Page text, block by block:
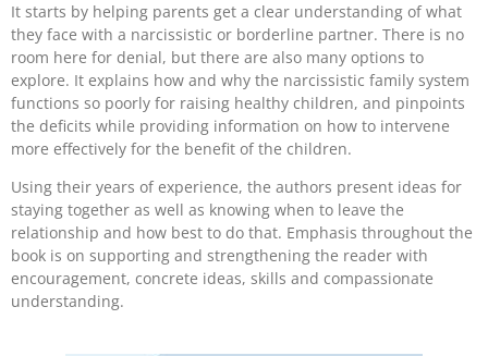
It starts by helping parents get a clear understanding of what
they face with a narcissistic or borderline partner. There is no
room here for denial, but there are also many options to
explore. It explains how and why the narcissistic family system
functions so poorly for raising healthy children, and pinpoints
the deficits while providing information on how to intervene
more effectively for the benefit of the children.
Using their years of experience, the authors present ideas for
staying together as well as knowing when to leave the
relationship and how best to do that. Emphasis throughout the
book is on supporting and strengthening the reader with
encouragement, concrete ideas, skills and compassionate
understanding.